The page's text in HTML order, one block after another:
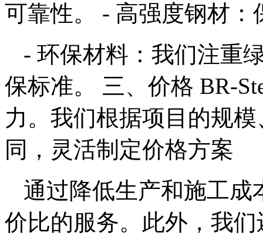
可靠性。 - 高强度钢材
- 环保材料：我们注重
保标准。 三、价格 BR-
力。我们根据项目的规
同，灵活制定价格方案
通过降低生产和施工成
价比的服务。此外，我